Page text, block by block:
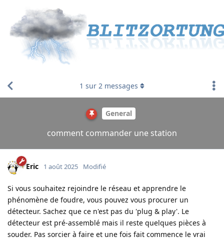
General
comment commander une station
1 sur 2 messages
Eric 1 août 2025 Modifié
Si vous souhaitez rejoindre le réseau et apprendre le
phénomène de foudre, vous pouvez vous procurer un
détecteur. Sachez que ce n'est pas du 'plug & play'. Le
détecteur est pré-assemblé mais il reste quelques pièces à
souder. Pas sorcier à faire et une fois fait commence le vrai